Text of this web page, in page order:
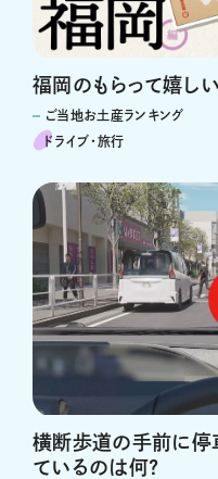
福岡のもらって嬉し
ご当地お土産ランキング
ドライブ･旅行
横断歩道の手前に停
ているのは何?